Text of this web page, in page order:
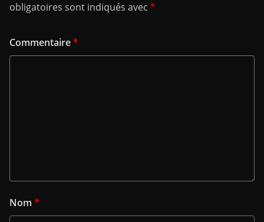
obligatoires sont indiqués avec *
Commentaire*
Nom *